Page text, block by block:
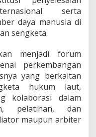
serta
daya manusia di
sengketa.
menjadi forum
perkembangan
yang berkaitan
hukum laut,
kolaborasi dalam
pelatihan, dan
maupun arbiter